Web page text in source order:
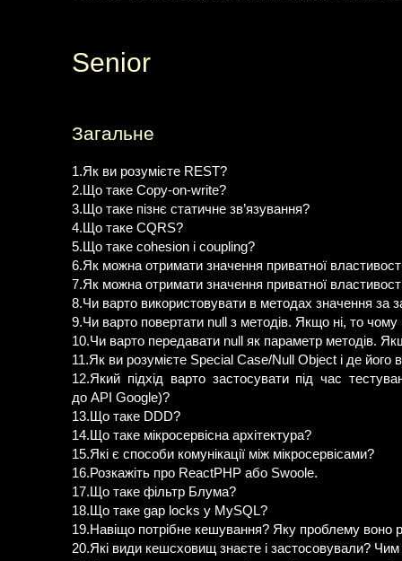
Senior
Загальне
1.Як ви розумієте REST?
2.Що таке Copy-on-write?
3.Що таке пізнє статичне зв’язування?
4.Що таке CQRS?
5.Що таке cohesion і coupling?
6.Як можна отримати значення приватної
7.Як можна отримати значення приватної
8.Чи варто використовувати в методах значення за
9.Чи варто повертати null з методів. Якщо ні, то чому
10.Чи варто передавати null як параметр методів.
11.Як ви розумієте Special Case/Null Object і де його
12.Який підхід варто застосувати під час
до API Google)?
13.Що таке DDD?
14.Що таке мікросервісна архітектура?
15.Які є способи комунікації між мікросервісами?
16.Розкажіть про ReactPHP або Swoole.
17.Що таке фільтр Блума?
18.Що таке gap locks у MySQL?
19.Навіщо потрібне кешування? Яку проблему воно
20.Які види кешсховищ знаєте і застосовували? Чим